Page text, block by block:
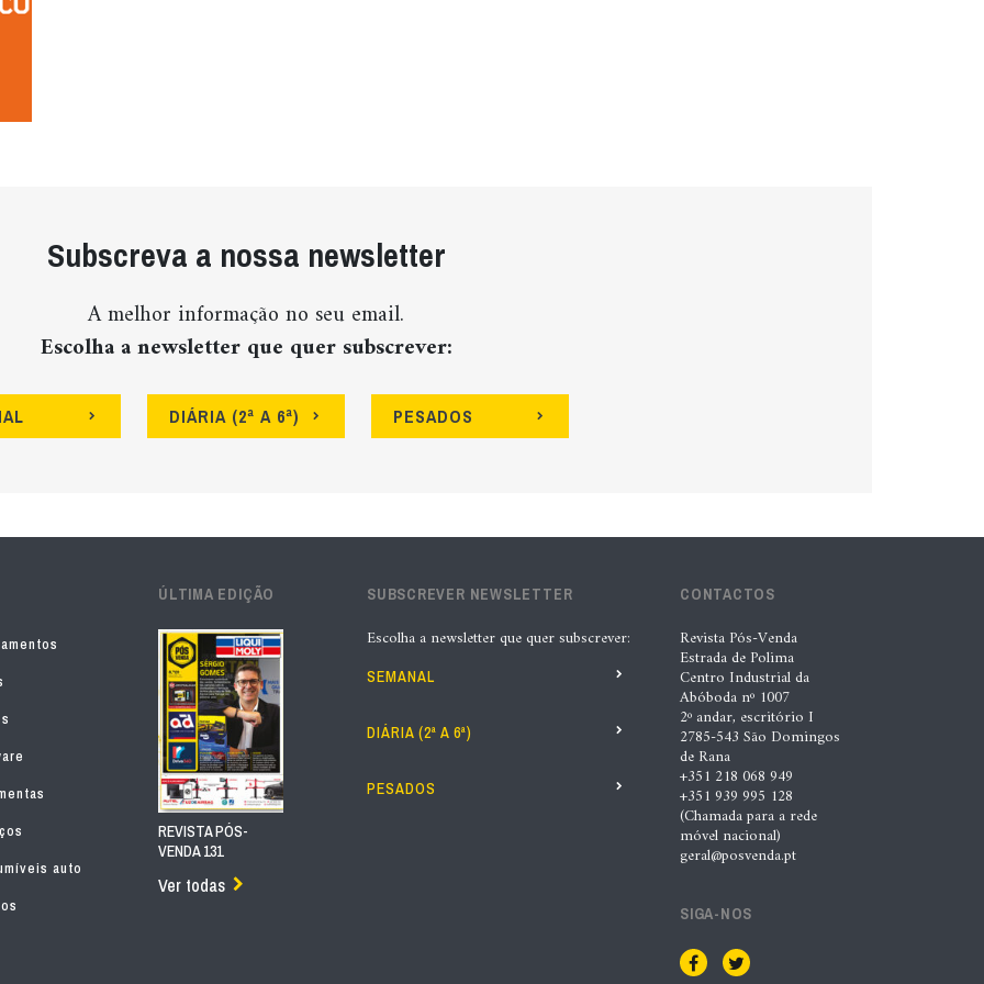
Subscreva a nossa newsletter
A melhor informação no seu email.
Escolha a newsletter que quer subscrever:
DIÁRIA (2ª A 6ª) PESADOS
auto
ÚLTIMA EDIÇÃO
REVISTA PÓS-
VENDA 131
Ver todas
SUBSCREVER NEWSLETTER
Escolha a newsletter que quer subscrever:
SEMANAL
DIÁRIA (2ª A 6ª)
PESADOS
CONTACTOS
Revista Pós-Venda
Estrada de Polima
Centro Industrial da
Abóboda nº 1007
2º andar, escritório I
2785-543 São Domingos
de Rana
+351 218 068 949
+351 939 995 128
(Chamada para a rede
móvel nacional)
geral@posvenda.pt
SIGA-NOS